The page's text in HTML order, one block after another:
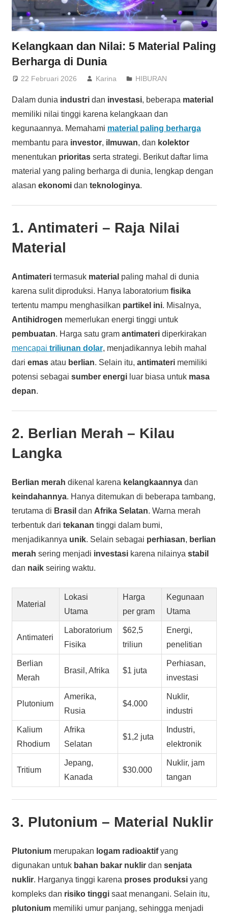
Kelangkaan dan Nilai: 5 Material Paling
Berharga di Dunia
22 Februari 2026 Karina HIBURAN
Dalam dunia industridan investasi, beberapa material
memiliki nilai tinggi karena kelangkaan dan
kegunaannya. Memahami material paling berharga
membantu para investor, ilmuwan, dan kolektor
menentukan prioritasserta strategi. Berikut daftar lima
material yang paling berharga di dunia, lengkap dengan
alasan ekonomidan teknologinya.
1. Antimateri – Raja Nilai
Material
Antimateritermasuk material paling mahal di dunia
karena sulit diproduksi. Hanya laboratorium fisika
tertentu mampu menghasilkan partikel ini. Misalnya,
Antihidrogen memerlukan energi tinggi untuk
pembuatan. Harga satu gram antimateridiperkirakan
mencapai triliunan dolar, menjadikannya lebih mahal
dari emasatau berlian. Selain itu, antimaterimemiliki
potensi sebagai sumber energiluar biasa untuk masa
depan.
2. Berlian Merah – Kilau
Langka
Berlian merah dikenal karena kelangkaannyadan
keindahannya. Hanya ditemukan di beberapa tambang,
terutama di Brasil dan Afrika Selatan. Warna merah
terbentuk dari tekanan tinggi dalam bumi,
menjadikannya unik. Selain sebagai perhiasan, berlian
merah sering menjadi investasikarena nilainya stabil
dan naikseiring waktu.
Material
Lokasi
Utama
Harga
per gram
Kegunaan
Utama
Antimateri
Laboratorium
Fisika
$62,5
triliun
Energi,
penelitian
Berlian
Merah
Brasil, Afrika $1 juta
Perhiasan,
investasi
Plutonium
Amerika,
Rusia
$4.000
Nuklir,
industri
Kalium
Rhodium
Afrika
Selatan
$1,2 juta
Industri,
elektronik
Tritium
Jepang,
Kanada
$30.000
Nuklir, jam
tangan
3. Plutonium – Material Nuklir
Plutoniummerupakan logam radioaktifyang
digunakan untuk bahan bakar nuklirdan senjata
nuklir. Harganya tinggi karena proses produksiyang
kompleks dan risiko tinggisaat menangani. Selain itu,
plutoniummemiliki umur panjang, sehingga menjadi